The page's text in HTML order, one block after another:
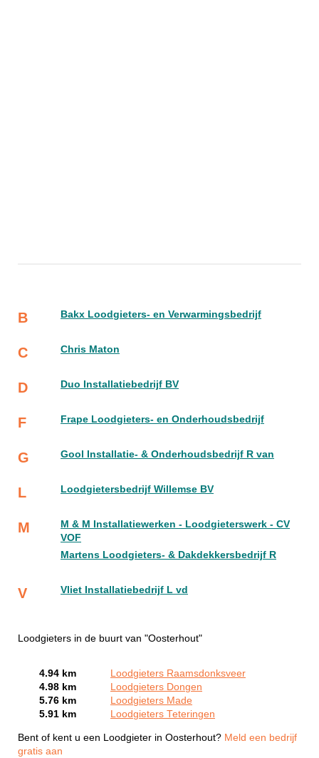
B Bakx Loodgieters- en Verwarmingsbedrijf
C Chris Maton
D Duo Installatiebedrijf BV
F Frape Loodgieters- en Onderhoudsbedrijf
G Gool Installatie- & Onderhoudsbedrijf R van
L Loodgietersbedrijf Willemse BV
M
M & M Installatiewerken - Loodgieterswerk - CV
VOF
Martens Loodgieters- & Dakdekkersbedrijf R
V Vliet Installatiebedrijf L vd
Loodgieters in de buurt van "Oosterhout"
4.94 km
Loodgieters Raamsdonksveer
4.98 km
Loodgieters Dongen
5.76 km
Loodgieters Made
5.91 km
Loodgieters Teteringen
Bent of kent u een Loodgieter in Oosterhout? Meld een bedrijf
gratis aan